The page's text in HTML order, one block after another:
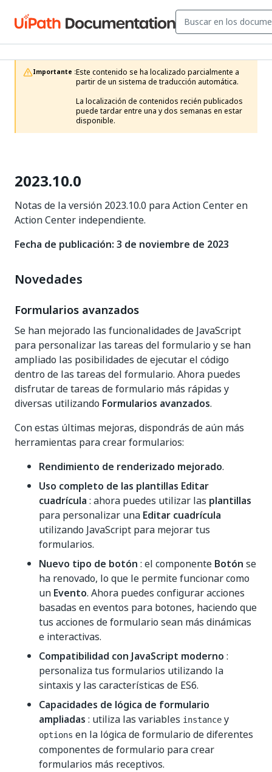
Importante :Este contenido se ha localizado parcialmente a
partir de un sistema de traducción automática.
La localización de contenidos recién publicados
puede tardar entre una y dos semanas en estar
disponible.
2023.10.0
Notas de la versión 2023.10.0 para Action Center en
Action Center independiente.
Fecha de publicación: 3 de noviembre de 2023
Novedades
Formularios avanzados
Se han mejorado las funcionalidades de JavaScript
para personalizar las tareas del formulario y se han
ampliado las posibilidades de ejecutar el código
dentro de las tareas del formulario. Ahora puedes
disfrutar de tareas de formulario más rápidas y
diversas utilizando Formularios avanzados.
Con estas últimas mejoras, dispondrás de aún más
herramientas para crear formularios:
Rendimiento de renderizado mejorado.
Uso completo de las plantillas Editar
cuadrícula : ahora puedes utilizar las plantillas
para personalizar una Editar cuadrícula
utilizando JavaScript para mejorar tus
formularios.
Nuevo tipo de botón : el componente Botón se
ha renovado, lo que le permite funcionar como
un Evento. Ahora puedes configurar acciones
basadas en eventos para botones, haciendo que
tus acciones de formulario sean más dinámicas
e interactivas.
Compatibilidad con JavaScript moderno :
personaliza tus formularios utilizando la
sintaxis y las características de ES6.
Capacidades de lógica de formulario
ampliadas : utiliza las variables instance y
options en la lógica de formulario de diferentes
componentes de formulario para crear
formularios más receptivos.